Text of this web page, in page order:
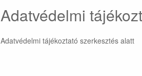
Adatvédelmi
Adatvédelmi tájékoztató szerkesztés alatt